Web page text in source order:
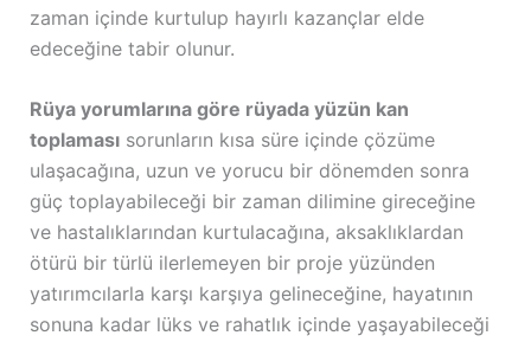
zaman içinde kurtulup hayırlı kazançlar elde
edeceğine tabir olunur.
Rüya yorumlarına göre rüyada yüzün kan
toplamasısorunların kısa süre içinde çözüme
ulaşacağına, uzun ve yorucu bir dönemden sonra
güç toplayabileceği bir zaman dilimine gireceğine
ve hastalıklarından kurtulacağına, aksaklıklardan
ötürü bir türlü ilerlemeyen bir proje yüzünden
yatırımcılarla karşı karşıya gelineceğine, hayatının
sonuna kadar lüks ve rahatlık içinde yaşayabileceği